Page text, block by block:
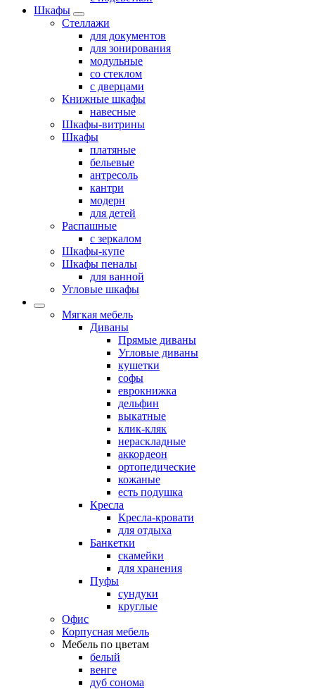
Шкафы
Стеллажи
для документов
для зонирования
модульные
со стеклом
с дверцами
Книжные шкафы
навесные
Шкафы-витрины
Шкафы
платяные
бельевые
антресоль
кантри
модерн
для детей
Распашные
с зеркалом
Шкафы-купе
Шкафы пеналы
для ванной
Угловые шкафы
Мягкая мебель
Диваны
Прямые диваны
Угловые диваны
кушетки
софы
еврокнижка
дельфин
выкатные
клик-кляк
нераскладные
аккордеон
ортопедические
кожаные
есть подушка
Кресла
Кресла-кровати
для отдыха
Банкетки
скамейки
для хранения
Пуфы
сундуки
круглые
Офис
Корпусная мебель
Мебель по цветам
белый
венге
дуб сонома